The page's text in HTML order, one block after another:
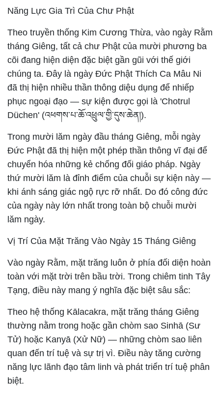
Năng Lực Gia Trì Của Chư Phật
Theo truyền thống Kim Cương Thừa, vào ngày Rằm
tháng Giêng, tất cả chư Phật của mười phương ba
cõi đang hiện diện đặc biệt gần gũi với thế giới
chúng ta. Đây là ngày Đức Phật Thích Ca Mâu Ni
đã thị hiện nhiều thần thông diệu dụng để nhiếp
phục ngoại đạo — sự kiện được gọi là 'Chotrul
Düchen' (འཕགས་པ་ཆོ་འཕྲུལ་གྱི་དུས་ཆེན།).
Trong mười lăm ngày đầu tháng Giêng, mỗi ngày
Đức Phật đã thị hiện một phép thần thông vĩ đại để
chuyển hóa những kẻ chống đối giáo pháp. Ngày
thứ mười lăm là đỉnh điểm của chuỗi sự kiện này —
khi ánh sáng giác ngộ rực rỡ nhất. Do đó công đức
của ngày này lớn nhất trong toàn bộ chuỗi mười
lăm ngày.
Vị Trí Của Mặt Trăng Vào Ngày 15 Tháng Giêng
Vào ngày Rằm, mặt trăng luôn ở phía đối diện hoàn
toàn với mặt trời trên bầu trời. Trong chiêm tinh Tây
Tạng, điều này mang ý nghĩa đặc biệt sâu sắc:
Theo hệ thống Kālacakra, mặt trăng tháng Giêng
thường nằm trong hoặc gần chòm sao Sinhā (Sư
Tử) hoặc Kanyā (Xử Nữ) — những chòm sao liên
quan đến trí tuệ và sự trị vì. Điều này tăng cường
năng lực lãnh đạo tâm linh và phát triển trí tuệ phân
biệt.